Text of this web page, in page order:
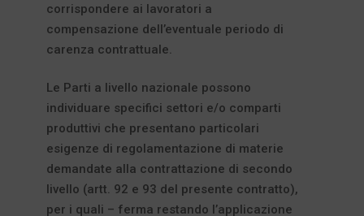
corrispondere ai lavoratori a
compensazione dell’eventuale periodo di
carenza contrattuale.
Le Parti a livello nazionale possono
individuare specifici settori e/o comparti
produttivi che presentano particolari
esigenze di regolamentazione di materie
demandate alla contrattazione di secondo
livello (artt. 92 e 93 del presente contratto),
per i quali – ferma restando l’applicazione